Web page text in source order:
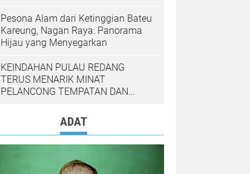
Pesona Alam dari Ketinggian Bateu
Kareung, Nagan Raya: Panorama
Hijau yang Menyegarkan
KEINDAHAN PULAU REDANG
TERUS MENARIK MINAT
PELANCONG TEMPATAN DAN
ADAT